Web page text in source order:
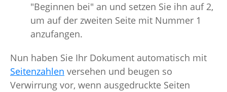
"Beginnen bei" an und setzen Sie ihn auf 2,
um auf der zweiten Seite mit Nummer 1
anzufangen.
Nun haben Sie Ihr Dokument automatisch mit
Seitenzahlen versehen und beugen so
Verwirrung vor, wenn ausgedruckte Seiten